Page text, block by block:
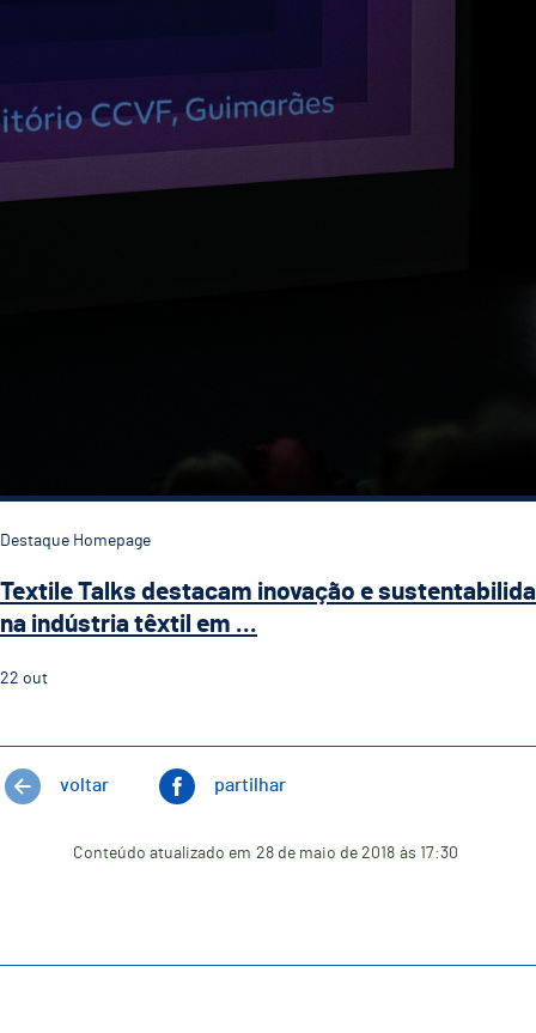
Destaque Homepage
Textile Talks destacam inovação e
na indústria têxtil em ...
22 out
voltar partilhar
Conteúdo atualizado em 28 de maio de 2018 às 17:30